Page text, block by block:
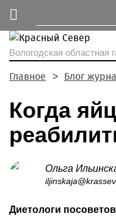
Вологодская областная
Главное Блог
Когда
Ольга
Диетологи